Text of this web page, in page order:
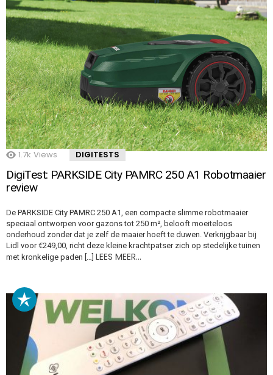
1.7k Views DIGITESTS
DigiTest: PARKSIDE City PAMRC 250 A1 Robotmaaier
review
De PARKSIDE City PAMRC 250 A1, een compacte slimme robotmaaier
speciaal ontworpen voor gazons tot 250 m², belooft moeiteloos
onderhoud zonder dat je zelf de maaier hoeft te duwen. Verkrijgbaar bij
Lidl voor €249,00, richt deze kleine krachtpatser zich op stedelijke tuinen
met kronkelige paden […] LEES MEER…